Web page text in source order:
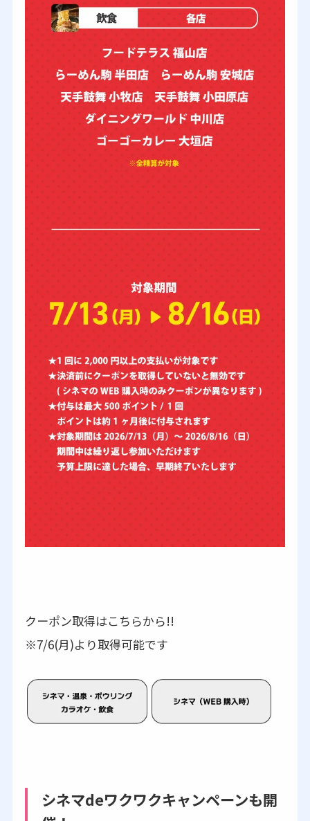
クーポン取得はこちらから!!
※7/6(月)より取得可能です
シネマdeワクワクキャンペーンも開